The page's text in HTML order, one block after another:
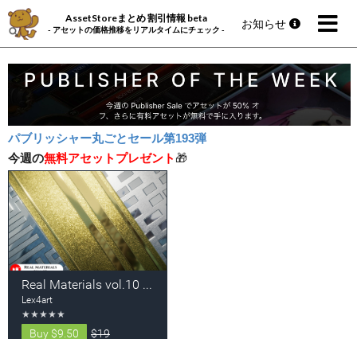
AssetStoreまとめ 割引情報 beta
- アセットの価格推移をリアルタイムにチェック - お知らせ
パブリッシャー丸ごとセール第193弾
今週の無料アセットプレゼント 🎁